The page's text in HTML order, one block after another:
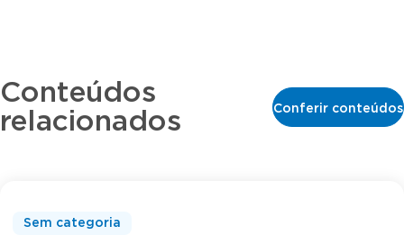
Conteúdos
relacionados
Conferir conteúdos
Sem categoria